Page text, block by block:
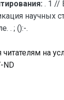
. 1 //
научных
. ; ():-.
читателям на
ND